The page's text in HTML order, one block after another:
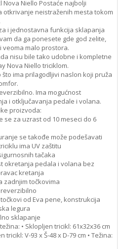
Nova Niello Postaće najbolji
otkrivanje neistraženih mesta tokom
i jednostavna funkcija sklapanja
da ga ponesete gde god zelite,
veoma malo prostora.
nisu bile tako udobne i kompletne
Nova Niello triciklom.
što ima prilagodljivi naslon koji pruža
Ima mogućnost
i otključavanja pedale i volana.
proizvoda:
se za uzrast od 10 meseci do 6
se takođe može podešavati
ima UV zaštitu
tačaka
okretanja pedala i volana bez
kretanja
zadnjim točkovima
reverzibilno
od Eva pene, konstrukcija
legura
sklapanje
• Sklopljen tricikl: 61x32x36 cm
tricikl: V-93 x Š-48 x D-79 cm • Težina: